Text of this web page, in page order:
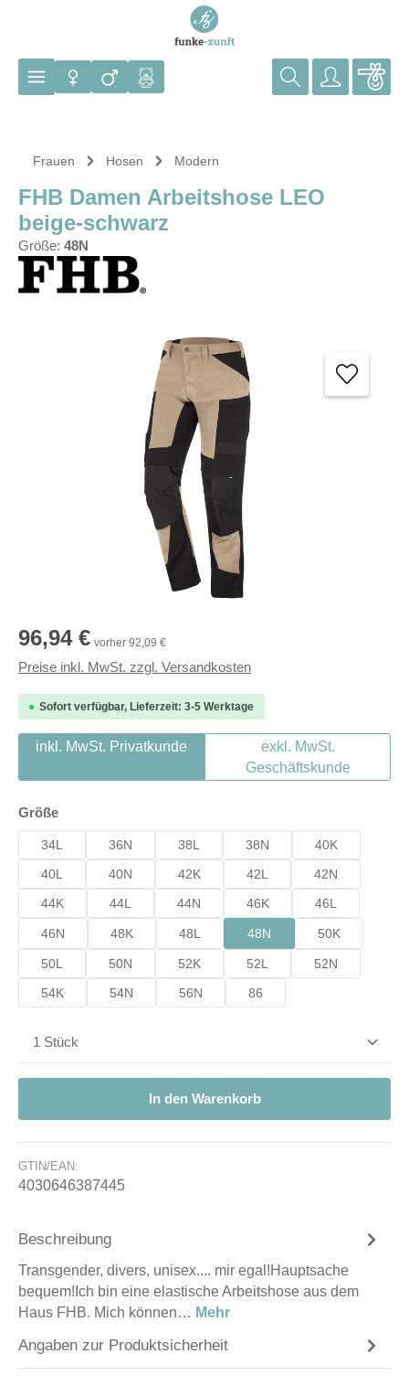
Frauen Hosen Modern
FHB Damen Arbeitshose LEO
beige-schwarz
Größe: 48N
Regulärer Preis:
96,94 € vorher 92,09 €
Preise inkl. MwSt. zzgl. Versandkosten
Sofort verfügbar, Lieferzeit: 3-5 Werktage
inkl. MwSt. Privatkunde
exkl. MwSt.
Geschäftskunde
Größeauswählen
34L 36N 38L 38N
40K
40L
40N 42K 42L
42N
44K
44L 44N 46K 46L
46N 48K 48L 48N 50K
50L 50N 52K 52L
52N
54K
54N 56N 86
Produkt Anzahl: Gib den gewünschten Wert ein
In den Warenkorb
GTIN/EAN:
4030646387445
Beschreibung
Transgender, divers, unisex.... mir egal!Hauptsache
bequem!Ich bin eine elastische Arbeitshose aus dem
Haus FHB. Mich können… Mehr
Angaben zur Produktsicherheit